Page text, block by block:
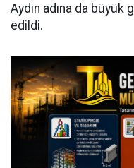
Aydın adına da büyük
edildi.